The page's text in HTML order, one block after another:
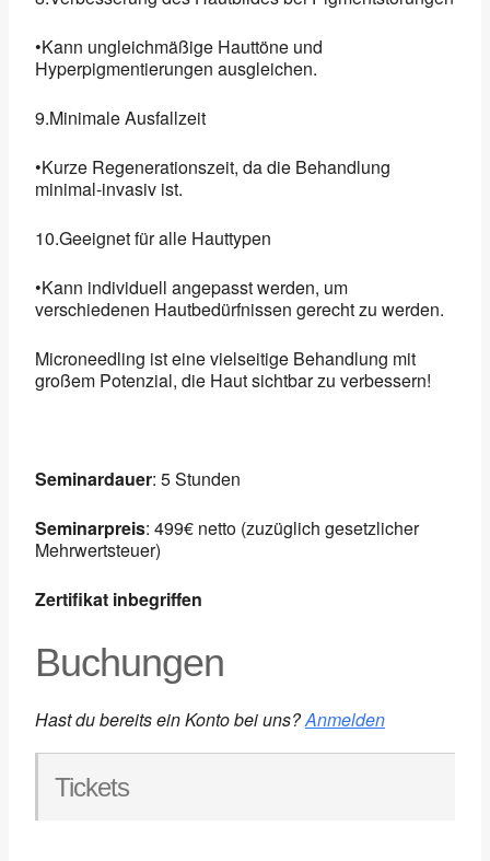
•Kann ungleichmäßige Hauttöne und
Hyperpigmentierungen ausgleichen.
9.Minimale Ausfallzeit
•Kurze Regenerationszeit, da die Behandlung
minimal-invasiv ist.
10.Geeignet für alle Hauttypen
•Kann individuell angepasst werden, um
verschiedenen Hautbedürfnissen gerecht zu werden.
Microneedling ist eine vielseitige Behandlung mit
großem Potenzial, die Haut sichtbar zu verbessern!
Seminardauer: 5 Stunden
Seminarpreis: 499€ netto (zuzüglich gesetzlicher
Mehrwertsteuer)
Zertifikat inbegriffen
Buchungen
Hast du bereits ein Konto bei uns?Anmelden
Tickets